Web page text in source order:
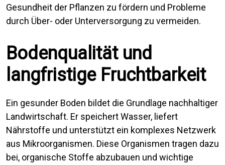
Gesundheit der Pflanzen zu fördern und Probleme
durch Über- oder Unterversorgung zu vermeiden.
Bodenqualität und
langfristige Fruchtbarkeit
Ein gesunder Boden bildet die Grundlage nachhaltiger
Landwirtschaft. Er speichert Wasser, liefert
Nährstoffe und unterstützt ein komplexes Netzwerk
aus Mikroorganismen. Diese Organismen tragen dazu
bei, organische Stoffe abzubauen und wichtige